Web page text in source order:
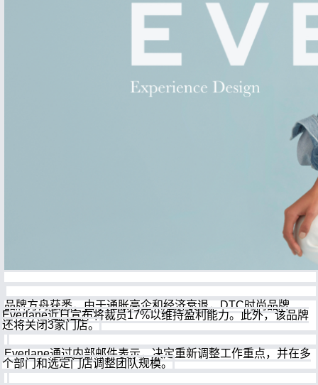
品牌方舟获悉，由于通胀高企和经济衰退，DTC时尚品牌
Everlane近日宣布将裁员17%以维持盈利能力。此外，该品牌
还将关闭3家门店。
Everlane通过内部邮件表示，决定重新调整工作重点，并在多
个部门和选定门店调整团队规模。